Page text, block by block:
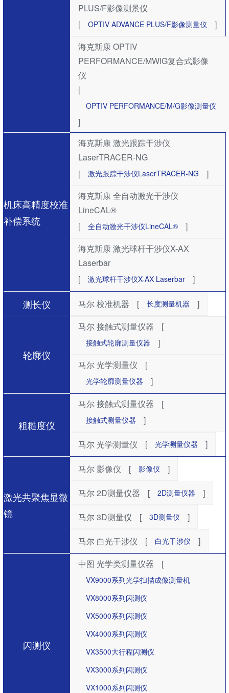
PLUS/F影像测景仪
[
OPTIV ADVANCE PLUS/F影像测量仪
]
海克斯康 OPTIV
PERFORMANCE/MWIG复合式影像
仪
[
OPTIV PERFORMANCE/M/G影像测量仪
]
机床高精度校准
补偿系统
海克斯康 激光跟踪干涉仪
LaserTRACER-NG
[
激光跟踪干涉仪LaserTRACER-NG
]
海克斯康 全自动激光干涉仪
LineCAL®
[
全自动激光干涉仪LineCAL®
]
海克斯康 激光球杆干涉仪X-AX
Laserbar
[
激光球杆干涉仪X-AX Laserbar ]
测长仪 马尔 校准机器 [ 长度测量机器 ]
轮廓仪
马尔 接触式测量仪器 [
接触式轮廓测量仪器
]
马尔 光学测量仪
[
光学轮廓测量仪器 ]
粗糙度仪
马尔 接触式测量仪器 [
接触式测量仪器 ]
马尔 光学测量仪 [ 光学测量仪器 ]
激光共聚焦显微
镜
马尔 影像仪 [ 影像仪 ]
马尔 2D测量仪器 [ 2D测量仪器 ]
马尔 3D测量仪 [ 3D测量仪 ]
马尔 白光干涉仪 [ 白光干涉仪 ]
闪测仪
中图 光学类测量仪器 [
VX9000系列光学扫描成像测量机
VX8000系列闪测仪
VX5000系列闪测仪
VX4000系列闪测仪
VX3500大行程闪测仪
VX3000系列闪测仪
VX1000系列闪测仪